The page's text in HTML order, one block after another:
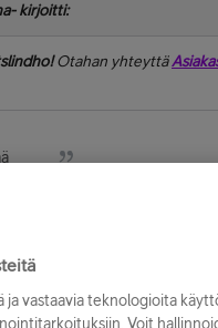
kirjoitti:
Otahan yhteyttä
ja vastaavia teknologioita
Voit